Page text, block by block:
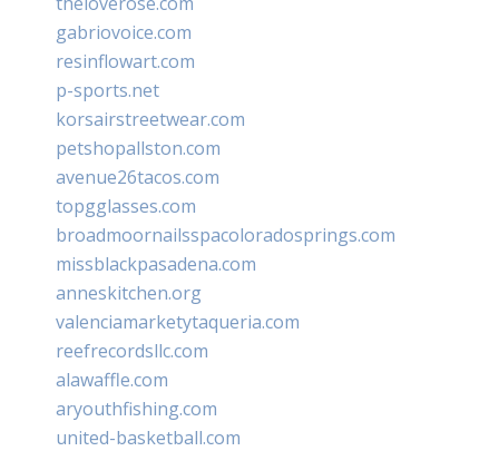
gabriovoice.com
resinflowart.com
p-sports.net
korsairstreetwear.com
petshopallston.com
avenue26tacos.com
topgglasses.com
broadmoornailsspacoloradosprings.com
missblackpasadena.com
anneskitchen.org
valenciamarketytaqueria.com
reefrecordsllc.com
alawaffle.com
aryouthfishing.com
united-basketball.com